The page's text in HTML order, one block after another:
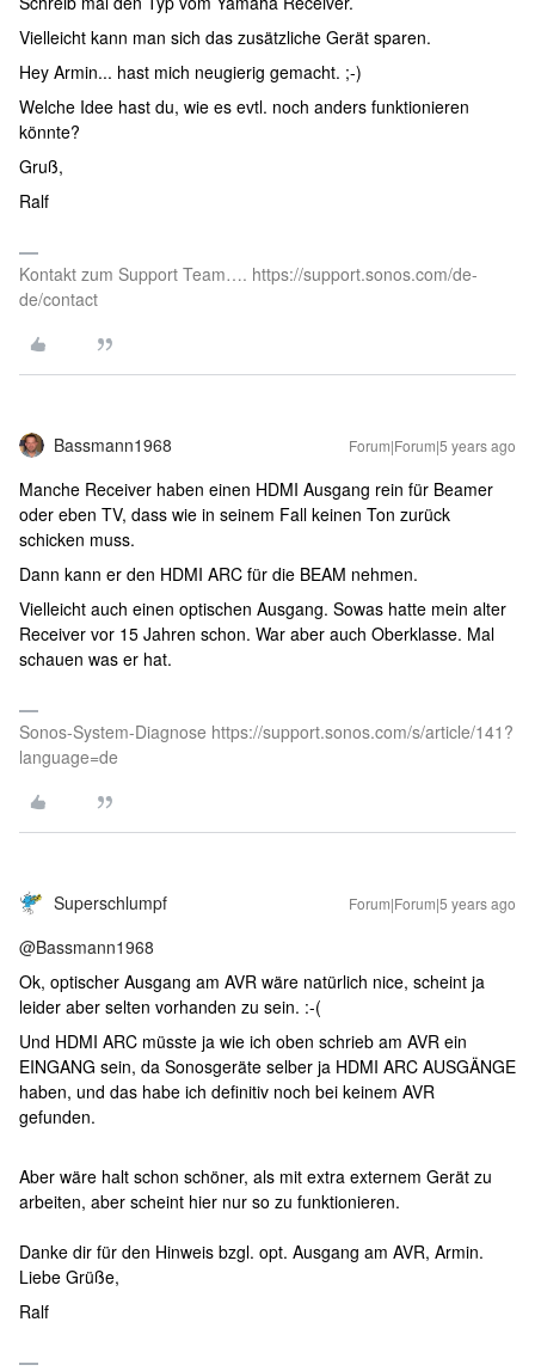
Vielleicht kann man sich das zusätzliche Gerät sparen.
Hey Armin... hast mich neugierig gemacht. ;-)
Welche Idee hast du, wie es evtl. noch anders funktionieren
könnte?
Gruß,
Ralf
Kontakt zum Support Team…. https://support.sonos.com/de-
de/contact
Bassmann1968 Forum|Forum|5 years ago
Manche Receiver haben einen HDMI Ausgang rein für Beamer
oder eben TV, dass wie in seinem Fall keinen Ton zurück
schicken muss.
Dann kann er den HDMI ARC für die BEAM nehmen.
Vielleicht auch einen optischen Ausgang. Sowas hatte mein alter
Receiver vor 15 Jahren schon. War aber auch Oberklasse. Mal
schauen was er hat.
Sonos-System-Diagnose https://support.sonos.com/s/article/141?
language=de
Superschlumpf Forum|Forum|5 years ago
@Bassmann1968
Ok, optischer Ausgang am AVR wäre natürlich nice, scheint ja
leider aber selten vorhanden zu sein. :-(
Und HDMI ARC müsste ja wie ich oben schrieb am AVR ein
EINGANG sein, da Sonosgeräte selber ja HDMI ARC AUSGÄNGE
haben, und das habe ich definitiv noch bei keinem AVR
gefunden.
Aber wäre halt schon schöner, als mit extra externem Gerät zu
arbeiten, aber scheint hier nur so zu funktionieren.
Danke dir für den Hinweis bzgl. opt. Ausgang am AVR, Armin.
Liebe Grüße,
Ralf